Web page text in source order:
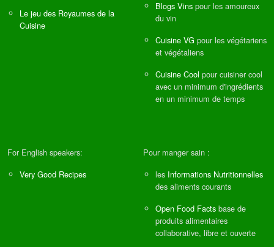
Le jeu des Royaumes de la
Cuisine
Blogs Vins pour les amoureux
du vin
Cuisine VG pour les végétariens
et végétaliens
Cuisine Cool pour cuisiner cool
avec un minimum d'ingrédients
en un minimum de temps
For English speakers:
Very Good Recipes
Pour manger sain :
les Informations Nutritionnelles
des aliments courants
Open Food Facts base de
produits alimentaires
collaborative, libre et ouverte